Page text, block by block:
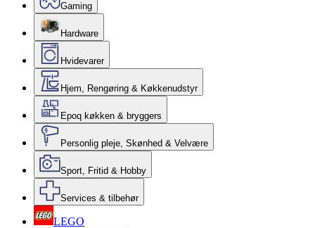
Gaming
Hardware
Hvidevarer
Hjem, Rengøring & Køkkenudstyr
Epoq køkken & bryggers
Personlig pleje, Skønhed & Velvære
Sport, Fritid & Hobby
Services & tilbehør
LEGO